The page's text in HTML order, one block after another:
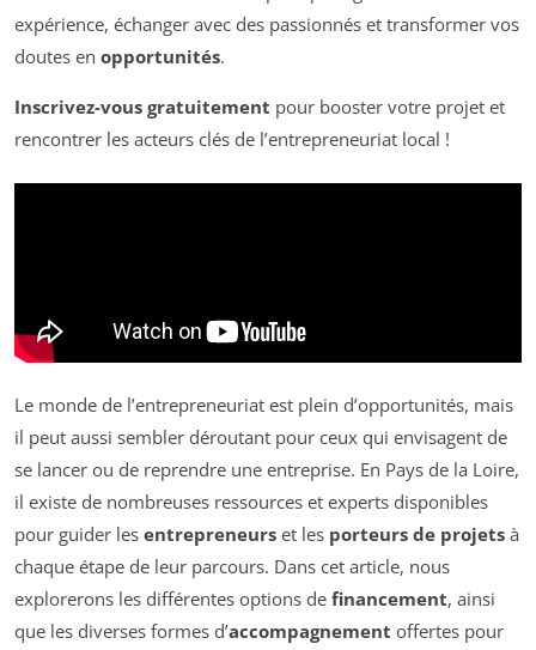
expérience, échanger avec des passionnés et transformer vos
doutes en opportunités.
Inscrivez-vous gratuitement pour booster votre projet et
rencontrer les acteurs clés de l’entrepreneuriat local !
Le monde de l’entrepreneuriat est plein d’opportunités, mais
il peut aussi sembler déroutant pour ceux qui envisagent de
se lancer ou de reprendre une entreprise. En Pays de la Loire,
il existe de nombreuses ressources et experts disponibles
pour guider les entrepreneurs et les porteurs de projets à
chaque étape de leur parcours. Dans cet article, nous
explorerons les différentes options de financement, ainsi
que les diverses formes d’accompagnement offertes pour